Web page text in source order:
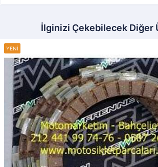
İlginizi Çekebilecek Diğer